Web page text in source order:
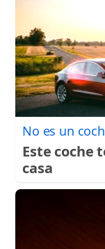
No es un
Este coche
casa